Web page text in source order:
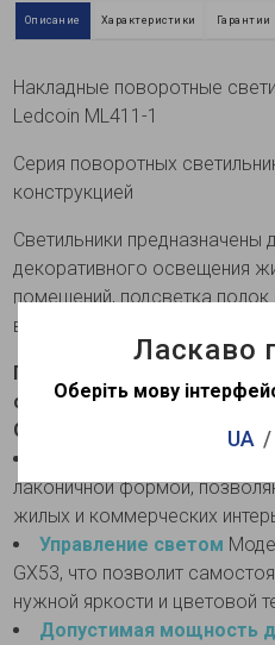
Описание Характеристики Гарантии
Накладные поворотные
Ledcoin МL411-1
Серия поворотных
конструкцией
Светильники предназначены
декоративного освещения
помещений, подсветка
витрин, освещение квартир.
Преимущества и
светильника поворотного
GX53 черного цвета:
лаконичной формой,
жилых и коммерческих
Управление светом
GХ53, что позволит
нужной яркости и цветовой
Допустимая мощность
Ласкаво
Оберіть мову
UA